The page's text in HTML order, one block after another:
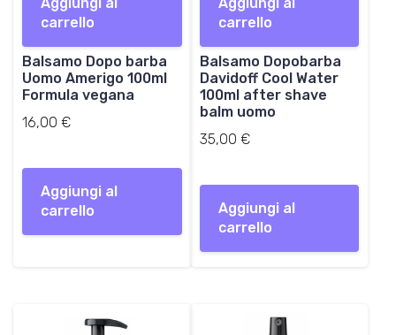
carrello
Balsamo Dopo barba
Uomo Amerigo 100ml
Formula vegana
16,00 €
Aggiungi al
carrello
carrello
Balsamo Dopobarba
Davidoff Cool Water
100ml after shave
balm uomo
35,00 €
Aggiungi al
carrello